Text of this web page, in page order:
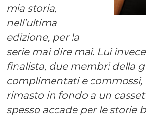
mia storia,
nell’ultima
edizione, per la
serie mai dire mai. Lui
finalista, due membri della
complimentati e commossi,
rimasto in fondo a un
spesso accade per le storie